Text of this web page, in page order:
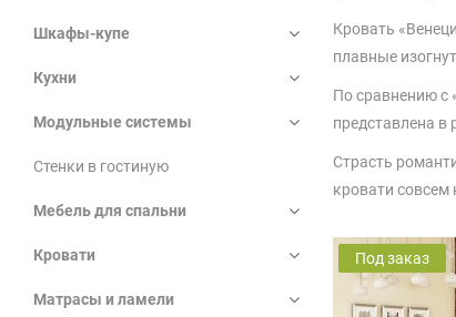
Кровать
плавные
По сравнению с
представлена в
Страсть
кровати совсем
Под заказ
Шкафы-купе
Кухни
Модульные системы
Стенки в гостиную
Мебель для спальни
Кровати
Матрасы и ламели